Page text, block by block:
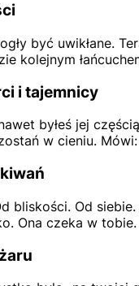
być uwikłane.
kolejnym
i tajemnicy
byłeś jej
w cieniu.
bliskości. Od
Ona czeka w tobie.